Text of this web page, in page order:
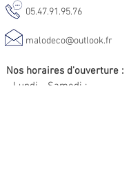
05.47.91.95.76
malodeco@outlook.fr
Nos horaires d'ouverture :
Lundi - Samedi :